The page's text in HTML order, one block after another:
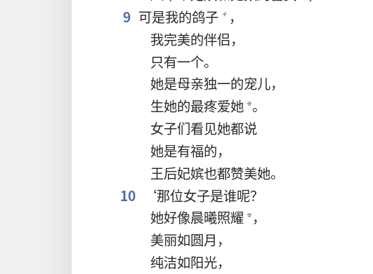
9 可是我的鸽子 + ，
我完美的伴侣，
只有一个。
她是母亲独一的宠儿，
生她的最疼爱她*。
女子们看见她都说
她是有福的，
王后妃嫔也都赞美她。
10
‘那位女子是谁呢？
她好像晨曦照耀 *，
美丽如圆月，
纯洁如阳光，